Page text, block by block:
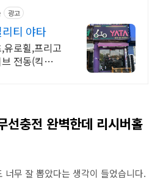
광고
티 야타
유로휠,프리고
전동(킥보
선충전 완벽한데 리시버홀
너무 잘 뽑았다는 생각이 들었습니다.